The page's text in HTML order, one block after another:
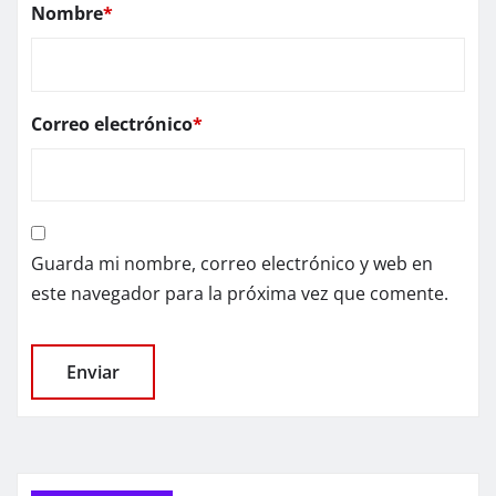
Nombre*
Correo electrónico*
Guarda mi nombre, correo electrónico y web en
este navegador para la próxima vez que comente.